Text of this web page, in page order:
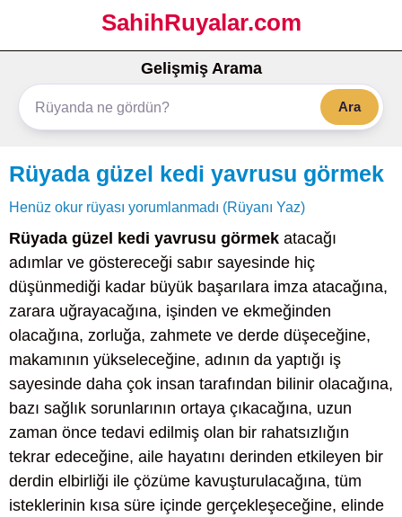
SahihRuyalar.com
Gelişmiş Arama
Ara
Rüyada güzel kedi yavrusu görmek
Henüz okur rüyası yorumlanmadı (Rüyanı Yaz)
Rüyada güzel kedi yavrusu görmek atacağı
adımlar ve göstereceği sabır sayesinde hiç
düşünmediği kadar büyük başarılara imza atacağına,
zarara uğrayacağına, işinden ve ekmeğinden
olacağına, zorluğa, zahmete ve derde düşeceğine,
makamının yükseleceğine, adının da yaptığı iş
sayesinde daha çok insan tarafından bilinir olacağına,
bazı sağlık sorunlarının ortaya çıkacağına, uzun
zaman önce tedavi edilmiş olan bir rahatsızlığın
tekrar edeceğine, aile hayatını derinden etkileyen bir
derdin elbirliği ile çözüme kavuşturulacağına, tüm
isteklerinin kısa süre içinde gerçekleşeceğine, elinde